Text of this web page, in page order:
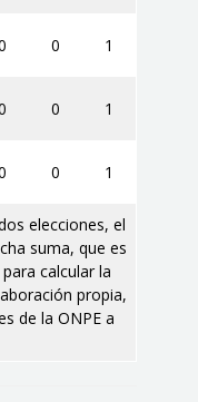
0 1
0 1
0 1
elecciones, el
suma, que es
calcular la
propia,
de la ONPE a